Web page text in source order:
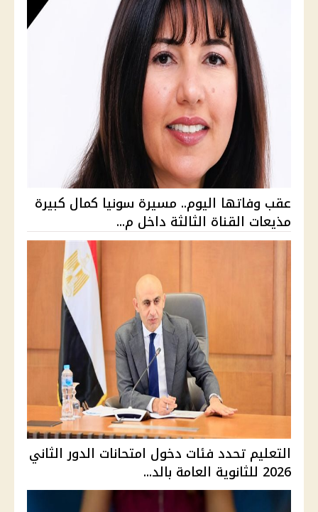
عقب وفاتها اليوم.. مسيرة سونيا كمال كبيرة
مذيعات القناة الثالثة داخل م...
التعليم تحدد فئات دخول امتحانات الدور الثاني
2026 للثانوية العامة بالد...